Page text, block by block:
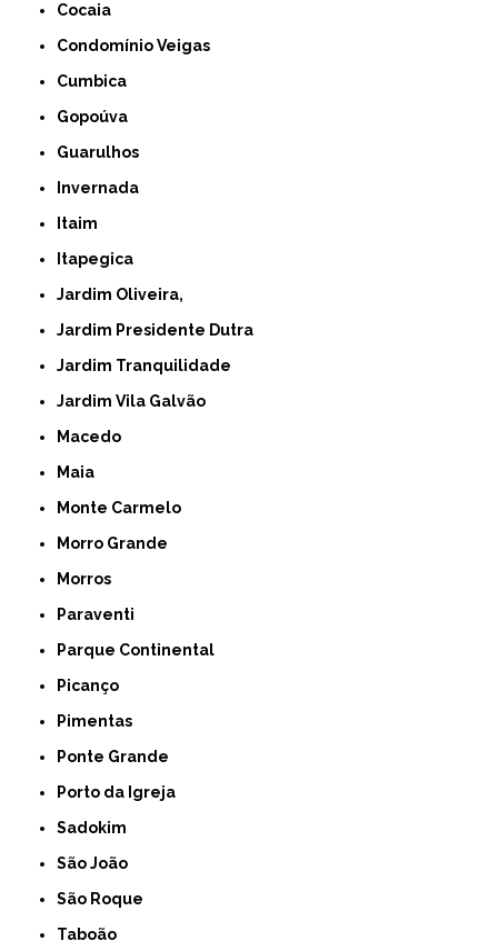
Cocaia
Condomínio Veigas
Cumbica
Gopoúva
Guarulhos
Invernada
Itaim
Itapegica
Jardim Oliveira,
Jardim Presidente Dutra
Jardim Tranquilidade
Jardim Vila Galvão
Macedo
Maia
Monte Carmelo
Morro Grande
Morros
Paraventi
Parque Continental
Picanço
Pimentas
Ponte Grande
Porto da Igreja
Sadokim
São João
São Roque
Taboão